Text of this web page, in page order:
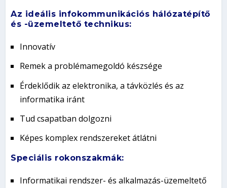
Az ideális infokommunikációs hálózatépítő
és -üzemeltető technikus:
Innovatív
Remek a problémamegoldó készsége
Érdeklődik az elektronika, a távközlés és az
informatika iránt
Tud csapatban dolgozni
Képes komplex rendszereket átlátni
Speciális rokonszakmák:
Informatikai rendszer- és alkalmazás-üzemeltető